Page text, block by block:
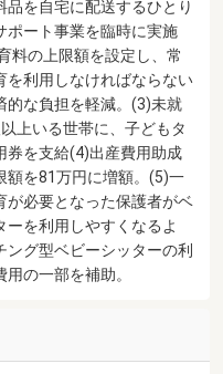
品を自宅に配送するひとり
ポート事業を臨時に実施
料の上限額を設定し、常
を利用しなければならない
的な負担を軽減。(3)未就
上いる世帯に、子どもタ
券を支給(4)出産費用助成
額を81万円に増額。(5)一
が必要となった保護者がベ
ーを利用しやすくなるよ
ング型ベビーシッターの利
用の一部を補助。